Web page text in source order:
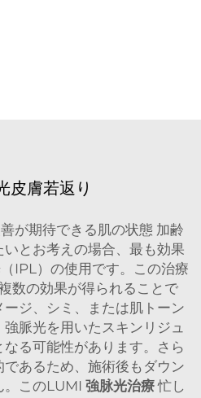
皮膚若返り
が期待できる肌の状態 加齢
とお考えの場合、最も効果
IPL）の使用です。この治療
数の効果が得られることで
ジ、シミ、または肌トーン
脈光を用いたスキンリジュ
る可能性があります。さら
あるため、施術後もダウン
。このLUMI 強脉光治療忙し